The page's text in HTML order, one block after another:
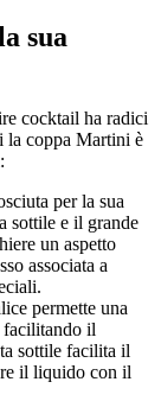
sua
cocktail ha radici
la coppa Martini è
per la sua
sottile e il grande
un aspetto
associata a
permette una
facilitando il
sottile facilita il
il liquido con il